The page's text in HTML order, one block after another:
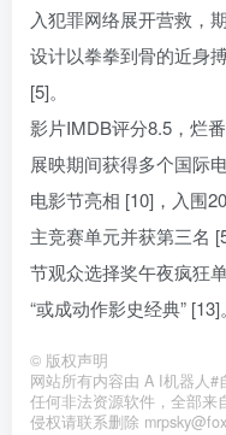
入犯罪网络展开营救，
设计以拳拳到骨的近身
[5]。
影片IMDB评分8.5，烂
展映期间获得多个国际
电影节亮相 [10]，入围
主竞赛单元并获第三名
节观众选择奖午夜疯狂
“或成动作影史经典” [13]。
© 版权声明
网站所有内容由 A I机器人
任何非法资源软件，全部来
侵权请联系删除